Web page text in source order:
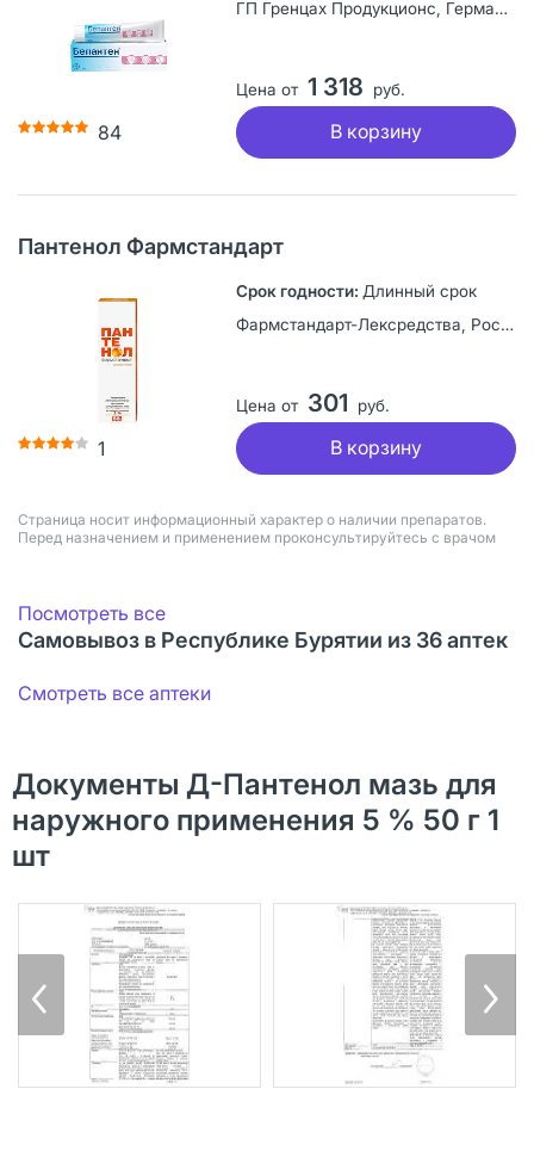
84
ГП Гренцах Продукционс, Германия
Цена от 1 318 руб.
В корзину
Пантенол Фармстандарт
1
Длинный срок
Фармстандарт-Лексредства, Россия
Цена от 301 руб.
В корзину
Страница носит информационный характер о наличии препаратов.
Перед назначением и применением проконсультируйтесь с врачом
Посмотреть все
Самовывоз в Республике Бурятии из 36 аптек
Смотреть все аптеки
Документы Д-Пантенол мазь для
наружного применения 5 % 50 г 1
шт